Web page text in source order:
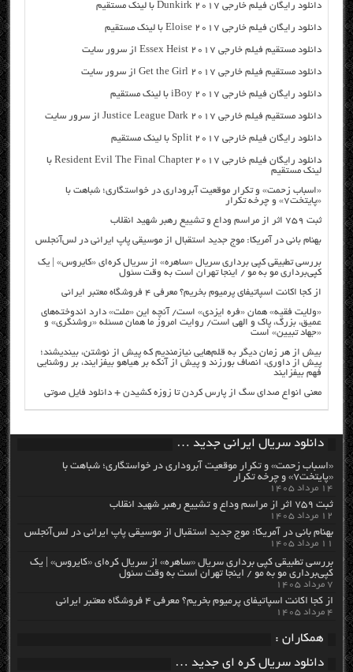
دانلود رایگان فیلم خارجی Dunkirk 2017 با لینک مستقیم
دانلود رایگان فیلم خارجی Eloise 2017 با لینک مستقیم
دانلود مستقیم فیلم خارجی Essex Heist 2017 از سرور سایت
دانلود مستقیم فیلم خارجی Get the Girl 2017 از سرور سایت
دانلود رایگان فیلم خارجی iBoy 2017 با لینک مستقیم
دانلود مستقیم فیلم خارجی Justice League Dark 2017 از سرور سایت
دانلود رایگان فیلم خارجی Split 2017 با لینک مستقیم
دانلود رایگان فیلم خارجی Resident Evil The Final Chapter 2017 با
لینک مستقیم
«اسباب زحمت» و تکرار موقعیت آبروداری در خواستگاری؛ شباهت با
«پایتخت۷» و چرخه تکرار
ثبت ۷۵۹ اثر از مراسم وداع و تشییع رهبر شهید انقلاب
بهنام بانی در آمریکا: موج جدید استقبال از موسیقی پاپ ایرانی در لس‌آنجلس
بررسی تطبیقی کپی برداری سریال «ساهره» از سریال کره‌ای «کایروس» | یک
کپی‌برداری مو به مو / اینجا تهران است به وقت سئول
از کجا اکانت اسپاتیفای پرمیوم بخریم؟ معرفی ۴ فروشگاه معتبر ایرانی
«ولایت فقیه» همان «فره ایزدی» است/ آنچه این «ملت» دارد اندوخته‌های
عمیق، بزرگ، پاک و الهی است/ روایت امروز ما همان مسئله «روشنگری» و
«جهاد تبیین» است
بیش از هر زمان دیگر به قلم‌هایی نیازمندیم که پیش از نوشتن، بیندیشند؛
پیش از داوری، انصاف بورزند و پیش از آنکه بر هیاهو بیفزایند، بر روشنایی
فهم بیفزایند
معنی انواع صدای سگ از پارس کردن تا زوزه کشیدن + دانلود فایل صوتی
دانلود سریال ایرانی جدید …
«اسباب زحمت» و تکرار موقعیت آبروداری در خواستگاری؛ شباهت با
«پایتخت۷» و چرخه تکرار
۱۴ مرداد ۱۴۰۵
ثبت ۷۵۹ اثر از مراسم وداع و تشییع رهبر شهید انقلاب
۱۲ مرداد ۱۴۰۵
بهنام بانی در آمریکا: موج جدید استقبال از موسیقی پاپ ایرانی در لس‌آنجلس
۱۱ مرداد ۱۴۰۵
بررسی تطبیقی کپی برداری سریال «ساهره» از سریال کره‌ای «کایروس» | یک
کپی‌برداری مو به مو / اینجا تهران است به وقت سئول
۷ مرداد ۱۴۰۵
از کجا اکانت اسپاتیفای پرمیوم بخریم؟ معرفی ۴ فروشگاه معتبر ایرانی
۴ مرداد ۱۴۰۵
همکاران :
دانلود سریال کره ای جدید …